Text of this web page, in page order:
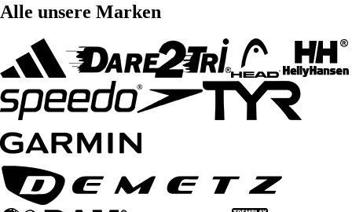
Alle unsere Marken